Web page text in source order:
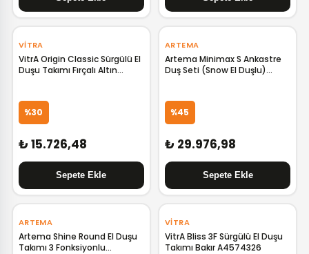
VITRA
VitrA Origin Classic Sürgülü El
Duşu Takımı Fırçalı Altın
%30
₺ 15.726,48
ARTEMA
Artema Minimax S Ankastre
Duş Seti (Snow El Duşlu)
%45
₺ 29.976,98
ARTEMA
Artema Shine Round El Duşu
Takımı 3 Fonksiyonlu
VITRA
VitrA Bliss 3F Sürgülü El Duşu
Takımı Bakır A4574326